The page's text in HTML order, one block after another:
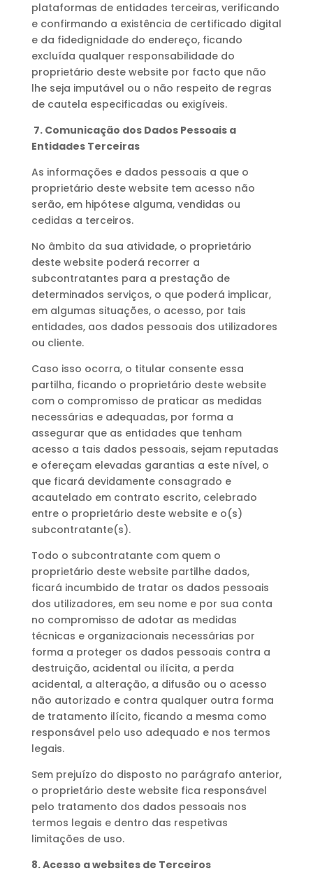
plataformas de entidades terceiras, verificando
e confirmando a existência de certificado digital
e da fidedignidade do endereço, ficando
excluída qualquer responsabilidade do
proprietário deste website por facto que não
lhe seja imputável ou o não respeito de regras
de cautela especificadas ou exigíveis.
7. Comunicação dos Dados Pessoais a
Entidades Terceiras
As informações e dados pessoais a que o
proprietário deste website tem acesso não
serão, em hipótese alguma, vendidas ou
cedidas a terceiros.
No âmbito da sua atividade, o proprietário
deste website poderá recorrer a
subcontratantes para a prestação de
determinados serviços, o que poderá implicar,
em algumas situações, o acesso, por tais
entidades, aos dados pessoais dos utilizadores
ou cliente.
Caso isso ocorra, o titular consente essa
partilha, ficando o proprietário deste website
com o compromisso de praticar as medidas
necessárias e adequadas, por forma a
assegurar que as entidades que tenham
acesso a tais dados pessoais, sejam reputadas
e ofereçam elevadas garantias a este nível, o
que ficará devidamente consagrado e
acautelado em contrato escrito, celebrado
entre o proprietário deste website e o(s)
subcontratante(s).
Todo o subcontratante com quem o
proprietário deste website partilhe dados,
ficará incumbido de tratar os dados pessoais
dos utilizadores, em seu nome e por sua conta
no compromisso de adotar as medidas
técnicas e organizacionais necessárias por
forma a proteger os dados pessoais contra a
destruição, acidental ou ilícita, a perda
acidental, a alteração, a difusão ou o acesso
não autorizado e contra qualquer outra forma
de tratamento ilícito, ficando a mesma como
responsável pelo uso adequado e nos termos
legais.
Sem prejuízo do disposto no parágrafo anterior,
o proprietário deste website fica responsável
pelo tratamento dos dados pessoais nos
termos legais e dentro das respetivas
limitações de uso.
8. Acesso a websites de Terceiros